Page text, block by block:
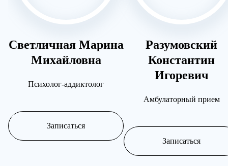
Светличная Марина
Михайловна
Психолог-аддиктолог
Записаться
Разумовский
Константин
Игоревич
Амбулаторный прием
Записаться